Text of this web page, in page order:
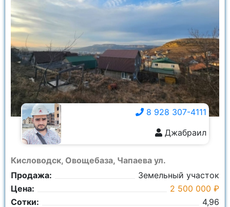
Кисловодск, Овощебаза, Чапаева ул.
Продажа:
Земельный участок
Цена:
2 500 000 ₽
Сотки:
4,96
8 928 307-4111
Джабраил